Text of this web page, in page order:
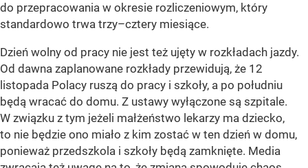
do przepracowania w okresie rozliczeniowym, który
standardowo trwa trzy–cztery miesiące.
Dzień wolny od pracy nie jest też ujęty w rozkładach jazdy.
Od dawna zaplanowane rozkłady przewidują, że 12
listopada Polacy ruszą do pracy i szkoły, a po południu
będą wracać do domu. Z ustawy wyłączone są szpitale.
W związku z tym jeżeli małżeństwo lekarzy ma dziecko,
to nie będzie ono miało z kim zostać w ten dzień w domu,
ponieważ przedszkola i szkoły będą zamknięte. Media